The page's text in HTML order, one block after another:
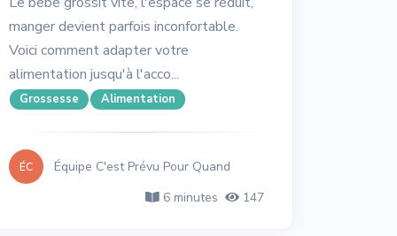
manger devient parfois inconfortable.
Voici comment adapter votre
alimentation jusqu'à l'acco...
Grossesse Alimentation
ÉC
Équipe C'est Prévu Pour Quand
6 minutes
147